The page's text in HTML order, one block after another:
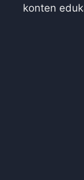
konten